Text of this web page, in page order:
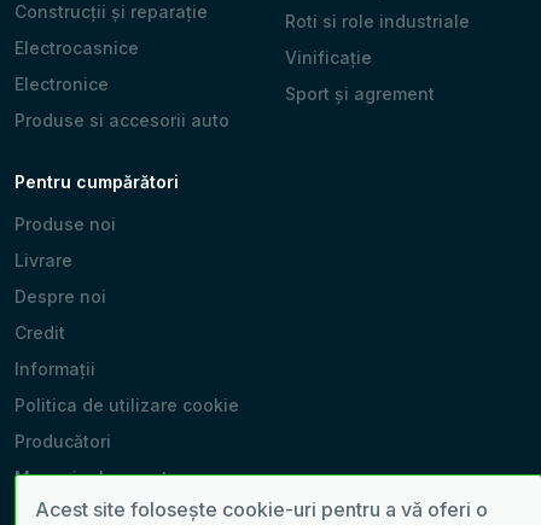
Construcții și reparație
Electrocasnice
Electronice
Produse si accesorii auto
Roti si role industriale
Vinificație
Sport și agrement
Pentru cumpărători
Produse noi
Livrare
Despre noi
Credit
Informații
Politica de utilizare cookie
Producători
Magazinele noastre
Acest site folosește cookie-uri pentru a vă oferi o